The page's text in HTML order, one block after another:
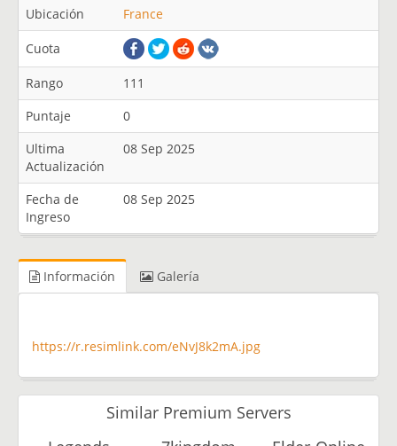
Ubicación France
Cuota
Rango
111
Puntaje
0
Ultima
Actualización
08 Sep 2025
Fecha de
Ingreso
08 Sep 2025
Información Galería
https://r.resimlink.com/eNvJ8k2mA.jpg
Similar Premium Servers